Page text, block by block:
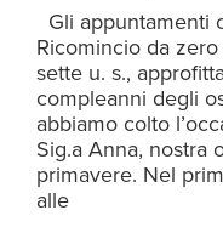
Gli appuntamenti
Ricomincio da
sette u. s.,
compleanni degli
abbiamo colto
Sig.a Anna, nostra
primavere. Nel
alle